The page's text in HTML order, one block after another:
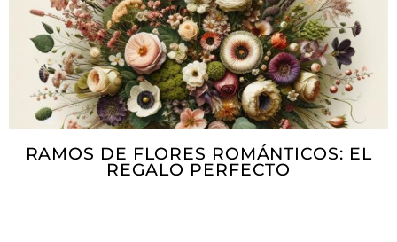
RAMOS DE FLORES ROMÁNTICOS: EL
REGALO PERFECTO